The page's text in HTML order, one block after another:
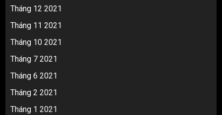
Tháng 12 2021
Tháng 11 2021
Tháng 10 2021
Tháng 7 2021
Tháng 6 2021
Tháng 2 2021
Tháng 1 2021